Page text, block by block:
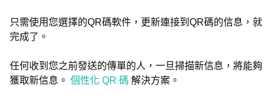
只需使用您選擇的QR碼軟件，更新連接到QR碼的信息，就
完成了。
任何收到您之前發送的傳單的人，一旦掃描新信息，將能夠
獲取新信息。 個性化 QR 碼 解決方案。